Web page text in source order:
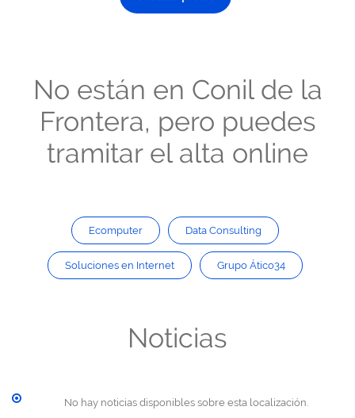
No están en Conil de la
Frontera, pero puedes
tramitar el alta online
Ecomputer Data Consulting
Soluciones en Internet Grupo Ático34
Noticias
No hay noticias disponibles sobre esta localización.